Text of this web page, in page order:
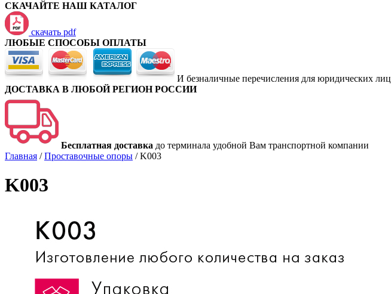
СКАЧАЙТЕ НАШ КАТАЛОГ
скачать pdf
ЛЮБЫЕ СПОСОБЫ ОПЛАТЫ
И безналичные перечисления для юридических лиц
ДОСТАВКА В ЛЮБОЙ РЕГИОН РОССИИ
Бесплатная доставка до терминала удобной Вам транспортной компании
Главная /Проставочные опоры /K003
K003